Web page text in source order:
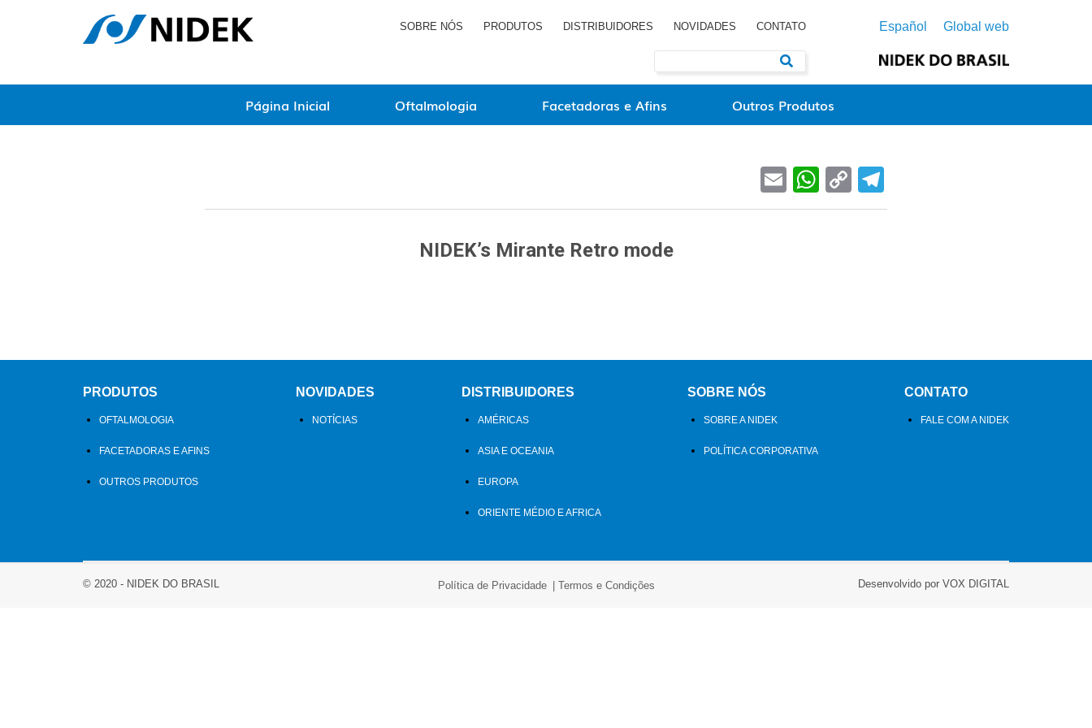
SOBRE NÓS PRODUTOS DISTRIBUIDORES NOVIDADES CONTATO Español Global web
Página Inicial Oftalmologia Facetadoras e Afins Outros Produtos
EmailWhatsApp
Copy
Link
NIDEK’s Mirante Retro mode
PRODUTOS
OFTALMOLOGIA
FACETADORAS E AFINS
OUTROS PRODUTOS
NOVIDADES
NOTÍCIAS
DISTRIBUIDORES
AMÉRICAS
ASIA E OCEANIA
EUROPA
ORIENTE MÉDIO E AFRICA
SOBRE NÓS
SOBRE A NIDEK
POLÍTICA CORPORATIVA
CONTATO
FALE COM A NIDEK
© 2020 - NIDEK DO BRASIL Política de Privacidade Termos e Condições Desenvolvido por VOX DIGITAL